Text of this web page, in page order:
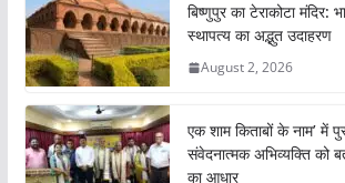
बिष्णुपुर का टेराकोटा मंदिर:
स्थापत्य का अद्भुत
August 2, 2026
एक शाम किताबों के नाम’ में
संवेदनात्मक अभिव्यक्ति को
का आधार